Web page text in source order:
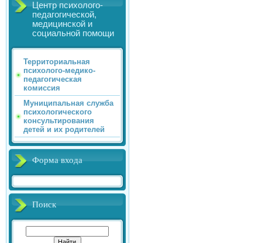
Центр психолого-
педагогической,
медицинской и
социальной помощи
Территориальная
психолого-медико-
педагогическая
комиссия
Муниципальная служба
психологического
консультирования
детей и их родителей
Форма входа
Поиск